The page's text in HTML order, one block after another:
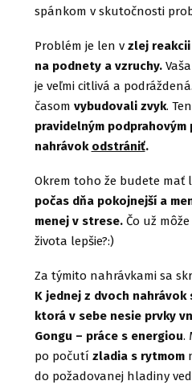
spánkom v skutočnosti
Problém je len v zlej reakcii
na podnety a vzruchy.
je veľmi citlivá a
časom vybudovali zvyk.
pravidelným
nahrávok odstrániť.
Okrem toho že budete mať
počas dňa pokojnejší a
menej v strese.Čo už
života lepšie?:)
Za týmito nahrávkami sa
K jednej z dvoch
ktorá v sebe nesie prvky
Gongu – práce s energiou.
po počutí zladia s rytmom
do požadovanej hladiny